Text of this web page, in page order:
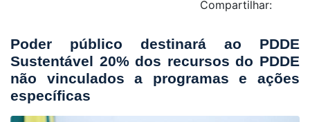
Compartilhar:
Poder público destinará ao PDDE
Sustentável 20% dos recursos do PDDE
não vinculados a programas e ações
específicas